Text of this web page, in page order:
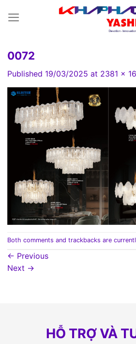
0072
Published 19/03/2025 at 2381 ×
Both comments and trackbacks are
← Previous
Next →
HỖ TRỢ VÀ